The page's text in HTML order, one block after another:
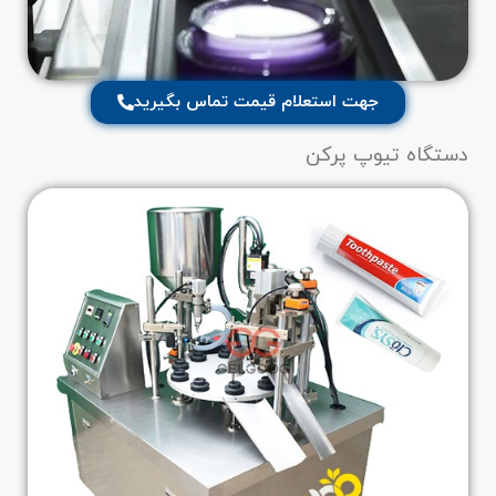
جهت استعلام قیمت تماس بگیرید
دستگاه تیوپ پرکن